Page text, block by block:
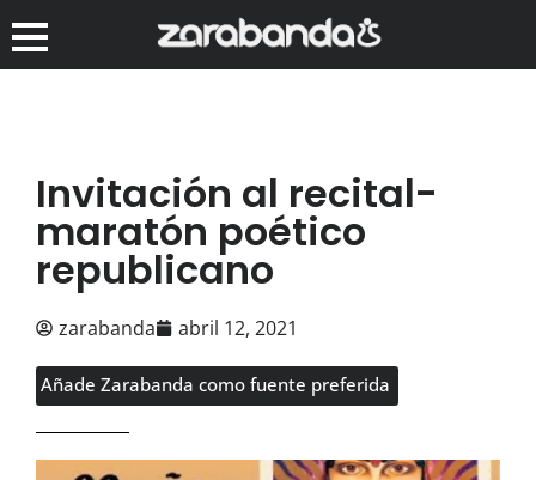
Invitación al recital-
maratón poético
republicano
zarabanda abril 12, 2021
Añade Zarabanda como fuente preferida